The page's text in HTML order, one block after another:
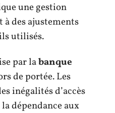
une gestion
des ajustements
utilisés.
par labanque
de portée. Les
inégalités d’accès
dépendance aux